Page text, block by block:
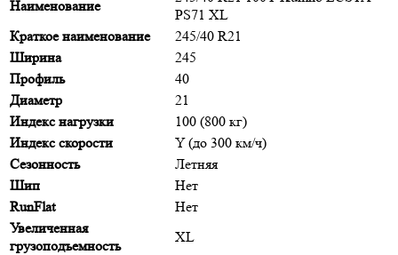
Наименование
PS71 XL
Краткое наименование
245/40 R21
Ширина
245
Профиль
40
Диаметр
21
Индекс нагрузки
100 (800 кг)
Индекс скорости
Y (до 300 км/ч)
Сезонность
Летняя
Шип
Нет
RunFlat
Нет
Увеличенная
грузоподъемность
XL